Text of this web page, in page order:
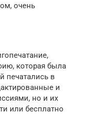
очень
которая была
печатались в
и
но и их
или бесплатно